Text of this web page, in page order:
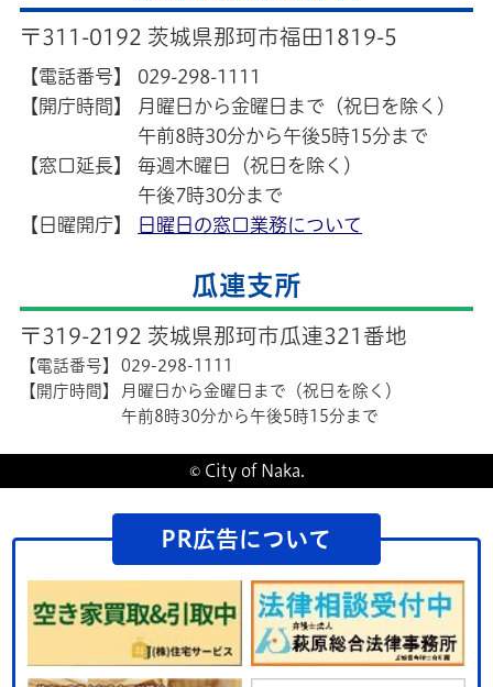
〒311-0192 茨城県那珂市福田1819-5
【電話番号】
029-298-1111
【開庁時間】
月曜日から金曜日まで（祝日を除く）
午前8時30分から午後5時15分まで
【窓口延長】
毎週木曜日（祝日を除く）
午後7時30分まで
【日曜開庁】
日曜日の窓口業務について
瓜連支所
〒319-2192 茨城県那珂市瓜連321番地
【電話番号】
029-298-1111
【開庁時間】
月曜日から金曜日まで（祝日を除く）
午前8時30分から午後5時15分まで
© City of Naka.
PR広告について